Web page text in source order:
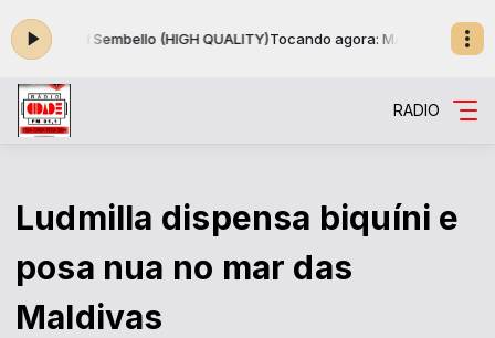
Sembello (HIGH QUALITY)Tocando agora: MANIAC - Michael
RADIO
Ludmilla dispensa biquíni e
posa nua no mar das
Maldivas